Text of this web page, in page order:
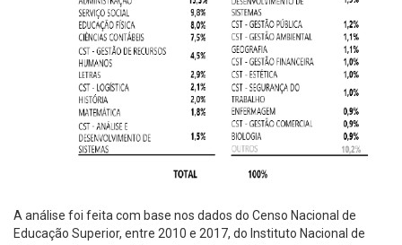
A análise foi feita com base nos dados do Censo Nacional de
Educação Superior, entre 2010 e 2017, do Instituto Nacional de